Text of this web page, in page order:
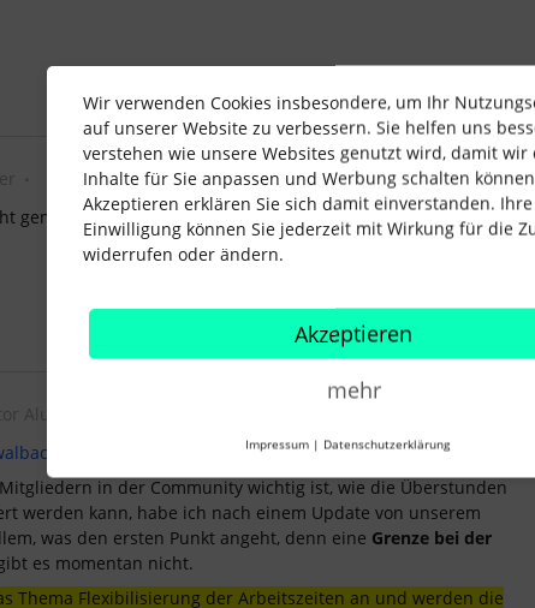
Forum|Forum|4 years ago
gemacht wird. Ich hoffe dass für diese Probleme bald eine
Alumni
in der Community wichtig ist, wie die Überstunden
werden kann, habe ich nach einem Update von unserem
was den ersten Punkt angeht, denn eine Grenze bei der
es momentan nicht.
Thema Flexibilisierung der Arbeitszeiten an und werden die
Wir verwenden Cookies insbesondere, um Ihr
auf unserer Website zu verbessern. Sie helfen uns
verstehen wie unsere Websites genutzt wird, damit wir
Inhalte für Sie anpassen und Werbung schalten
Akzeptieren erklären Sie sich damit einverstanden. Ihre
Einwilligung können Sie jederzeit mit Wirkung für die
widerrufen oder ändern.
Akzeptieren
mehr
Impressum | Datenschutzerklärung